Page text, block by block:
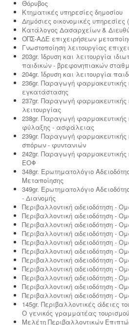
Θόρυβος
Κτηματικές υπηρεσίες δημοσίου
Δημόσιες οικονομικές
Κατάλογος Δασαρχείων &
ΟΠΣ-ΑΔΕ επιχειρήσεων
Γνωστοποίηση λειτουργίας
203gr. Ίδρυση και λειτουργία
παιδικών - βρεφονηπιακών
204gr. Ίδρυση και λειτουργία
236gr. Παραγωγή φαρμακευτικής
εγκατάστασης
237gr. Παραγωγή φαρμακευτικής
λειτουργίας
238gr. Παραγωγή φαρμακευτικής
φύλαξης - ασφάλειας
239gr. Παραγωγή
σπόρων - φυντανιών
242gr. Παραγωγή φαρμακευτικής
ΕΟΦ
348gr. Ερωτηματολόγιο
Μεταποίησης
349gr. Ερωτηματολόγιο
- Διανομής
Περιβαλλοντική αδειοδότηση -
Περιβαλλοντική αδειοδότηση -
Περιβαλλοντική αδειοδότηση -
Περιβαλλοντική αδειοδότηση -
Περιβαλλοντική αδειοδότηση -
Περιβαλλοντική αδειοδότηση -
Περιβαλλοντική αδειοδότηση -
Περιβαλλοντική αδειοδότηση -
Περιβαλλοντική αδειοδότηση -
Περιβαλλοντική αδειοδότηση -
Περιβαλλοντική αδειοδότηση -
145gr. Περιβαλλοντικές άδειες
Ο γενικός γραμματέας
Μελέτη Περιβαλλοντικών